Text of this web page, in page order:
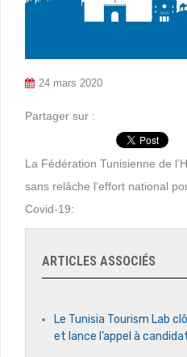
24 mars 2020
Partager sur :
La Fédération Tunisienne de
sans relâche l’effort national
Covid-19:
ARTICLES ASSOCIÉS
Le Tunisia Tourism Lab
et lance l’appel à